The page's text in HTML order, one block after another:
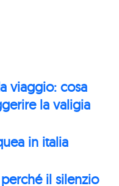
viaggio: cosa
la valigia
in italia
il silenzio